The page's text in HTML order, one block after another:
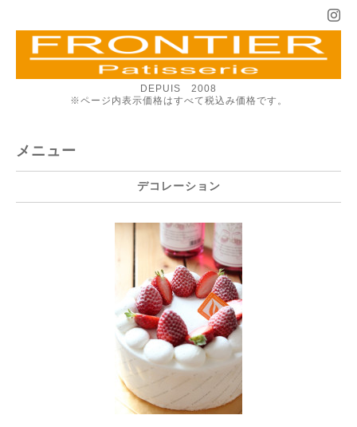
DEPUIS 2008
※ページ内表示価格はすべて税込み価格です。
メニュー
デコレーション